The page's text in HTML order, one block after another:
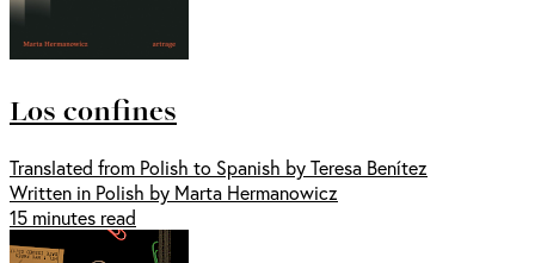
Los confines
Translated from Polish to Spanish by Teresa Benítez
Written in Polish by Marta Hermanowicz
15 minutes read